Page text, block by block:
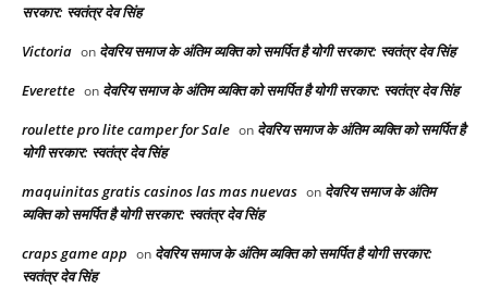
सरकार: स्वतंत्र देव सिंह
Victoria on देवरिय समाज के अंतिम व्यक्ति को समर्पित है योगी सरकार: स्वतंत्र देव सिंह
Everette on देवरिय समाज के अंतिम व्यक्ति को समर्पित है योगी सरकार: स्वतंत्र देव सिंह
roulette pro lite camper for Sale on देवरिय समाज के अंतिम व्यक्ति को समर्पित है
योगी सरकार: स्वतंत्र देव सिंह
maquinitas gratis casinos las mas nuevas on देवरिय समाज के अंतिम
व्यक्ति को समर्पित है योगी सरकार: स्वतंत्र देव सिंह
craps game app on देवरिय समाज के अंतिम व्यक्ति को समर्पित है योगी सरकार:
स्वतंत्र देव सिंह